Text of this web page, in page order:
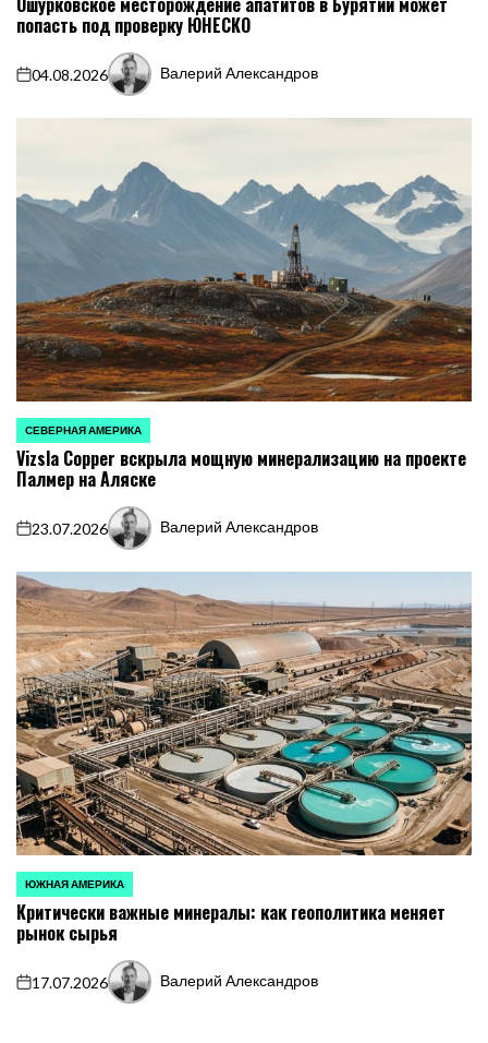
попасть под проверку ЮНЕСКО
on
04.08.2026
Запись
Валерий Александров
ОПУБЛИКОВАНО
В
СЕВЕРНАЯ АМЕРИКА
Vizsla Copper вскрыла мощную минерализацию на проекте
Палмер на Аляске
on
23.07.2026
Запись
Валерий Александров
ОПУБЛИКОВАНО
В
ЮЖНАЯ АМЕРИКА
Критически важные минералы: как геополитика меняет
рынок сырья
on
17.07.2026
Запись
Валерий Александров